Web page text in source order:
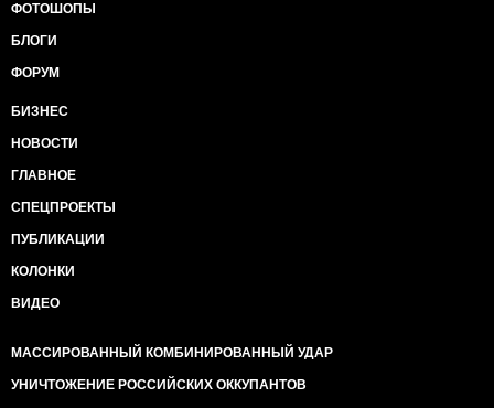
ФОТОШОПЫ
БЛОГИ
ФОРУМ
БИЗНЕС
НОВОСТИ
ГЛАВНОЕ
СПЕЦПРОЕКТЫ
ПУБЛИКАЦИИ
КОЛОНКИ
ВИДЕО
МАССИРОВАННЫЙ КОМБИНИРОВАННЫЙ УДАР
УНИЧТОЖЕНИЕ РОССИЙСКИХ ОККУПАНТОВ